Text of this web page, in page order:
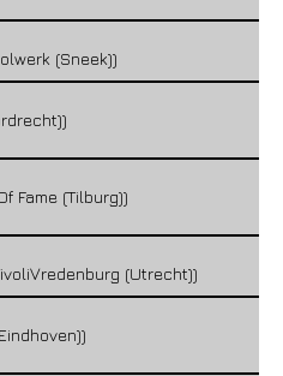
(Sneek))
Fame (Tilburg))
(Utrecht))